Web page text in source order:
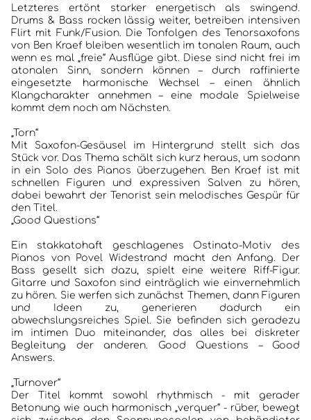
Letzteres ertönt starker energetisch als swingend.
Drums & Bass rocken lässig weiter, betreiben intensiven
Flirt mit Funk/Fusion. Die Tonfolgen des Tenorsaxofons
von Ben Kraef bleiben wesentlich im tonalen Raum, auch
wenn es mal „freie“ Ausflüge gibt. Diese sind nicht frei im
atonalen Sinn, sondern können – durch raffinierte
eingesetzte harmonische Wechsel – einen ähnlich
Klangcharakter annehmen – eine modale Spielweise
kommt dem noch am Nächsten.
„Torn“
Mit Saxofon-Gesäusel im Hintergrund stellt sich das
Stück vor. Das Thema schält sich kurz heraus, um sodann
in ein Solo des Pianos überzugehen. Ben Kraef ist mit
schnellen Figuren und expressiven Salven zu hören,
dabei bewahrt der Tenorist sein melodisches Gespür für
den Titel.
„Good Questions“
Ein stakkatohaft geschlagenes Ostinato-Motiv des
Pianos von Povel Widestrand macht den Anfang. Der
Bass gesellt sich dazu, spielt eine weitere Riff-Figur.
Gitarre und Saxofon sind einträglich wie einvernehmlich
zu hören. Sie werfen sich zunächst Themen, dann Figuren
und Ideen zu, generieren dadurch ein
abwechslungsreiches Spiel. Sie befinden sich geradezu
im intimen Duo miteinander, das alles bei diskreter
Begleitung der anderen. Good Questions – Good
Answers.
„Turnover“
Der Titel kommt sowohl rhythmisch - mit gerader
Betonung wie auch harmonisch „verquer“ - rüber, bewegt